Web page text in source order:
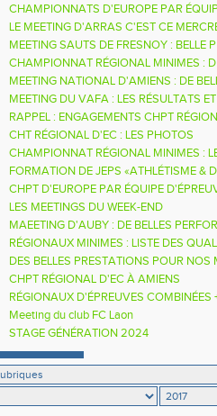
CHAMPIONNATS D'EUROPE PAR
D'ASCQ
LE MEETING D'ARRAS C'EST CE
MEETING SAUTS DE FRESNOY : BELLE
DAMIEN DELACOURT
CHAMPIONNAT RÉGIONAL MINIMES :
POUR LE 1ER CHPT DES HAUTS-DE-
MEETING NATIONAL D'AMIENS : DE
ET DE NOMBREUX RECORDS
MEETING DU VAFA : LES RÉSULTATS
RAPPEL : ENGAGEMENTS CHPT
CHT RÉGIONAL D'EC : LES PHOTOS
CHAMPIONNAT RÉGIONAL MINIMES :
CONCOURS SONT EN LIGNE
FORMATION DE JEPS «ATHLÉTISME &
ASSOCIÉES» 2017/2018
CHPT D'EUROPE PAR ÉQUIPE
SERONT 2 DES HAUTS-DE-FRANCE
LES MEETINGS DU WEEK-END
MAEETING D'AUBY : DE BELLES
VENT
RÉGIONAUX MINIMES : LISTE DES
DES BELLES PRESTATIONS POUR NOS
PARIS RIBEAUVILLÉ
CHPT RÉGIONAL D'EC À AMIENS
RÉGIONAUX D'ÉPREUVES COMBINÉES
Meeting du club FC Laon
STAGE GÉNÉRATION 2024